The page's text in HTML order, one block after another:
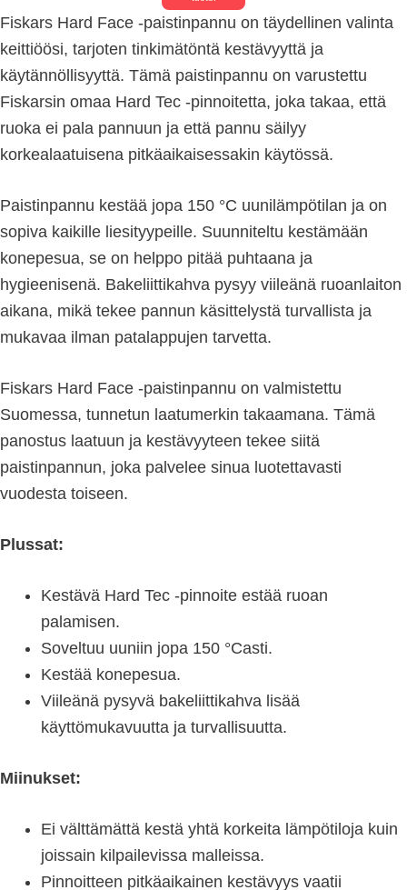
Fiskars Hard Face -paistinpannu on täydellinen valinta
keittiöösi, tarjoten tinkimätöntä kestävyyttä ja
käytännöllisyyttä. Tämä paistinpannu on varustettu
Fiskarsin omaa Hard Tec -pinnoitetta, joka takaa, että
ruoka ei pala pannuun ja että pannu säilyy
korkealaatuisena pitkäaikaisessakin käytössä.
Paistinpannu kestää jopa 150 °C uunilämpötilan ja on
sopiva kaikille liesityypeille. Suunniteltu kestämään
konepesua, se on helppo pitää puhtaana ja
hygieenisenä. Bakeliittikahva pysyy viileänä ruoanlaiton
aikana, mikä tekee pannun käsittelystä turvallista ja
mukavaa ilman patalappujen tarvetta.
Fiskars Hard Face -paistinpannu on valmistettu
Suomessa, tunnetun laatumerkin takaamana. Tämä
panostus laatuun ja kestävyyteen tekee siitä
paistinpannun, joka palvelee sinua luotettavasti
vuodesta toiseen.
Plussat:
Kestävä Hard Tec -pinnoite estää ruoan
palamisen.
Soveltuu uuniin jopa 150 °Casti.
Kestää konepesua.
Viileänä pysyvä bakeliittikahva lisää
käyttömukavuutta ja turvallisuutta.
Miinukset:
Ei välttämättä kestä yhtä korkeita lämpötiloja kuin
joissain kilpailevissa malleissa.
Pinnoitteen pitkäaikainen kestävyys vaatii